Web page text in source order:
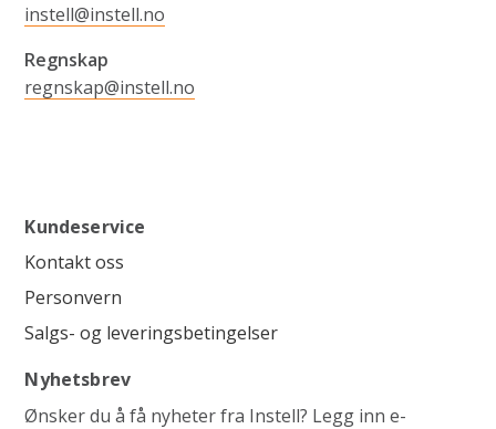
instell@instell.no
Regnskap
regnskap@instell.no
Kundeservice
Kontakt oss
Personvern
Salgs- og leveringsbetingelser
Nyhetsbrev
Ønsker du å få nyheter fra Instell? Legg inn e-